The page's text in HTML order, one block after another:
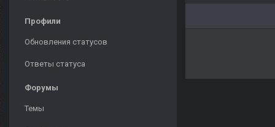
Профили
Обновления статусов
Ответы статуса
Форумы
Темы